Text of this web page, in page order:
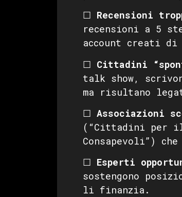
☐ Recensioni
recensioni a 5
account creati di
☐ Cittadini
talk show,
ma risultano
☐ Associazioni
(“Cittadini per il
Consapevoli”)
☐ Esperti
sostengono
li finanzia.